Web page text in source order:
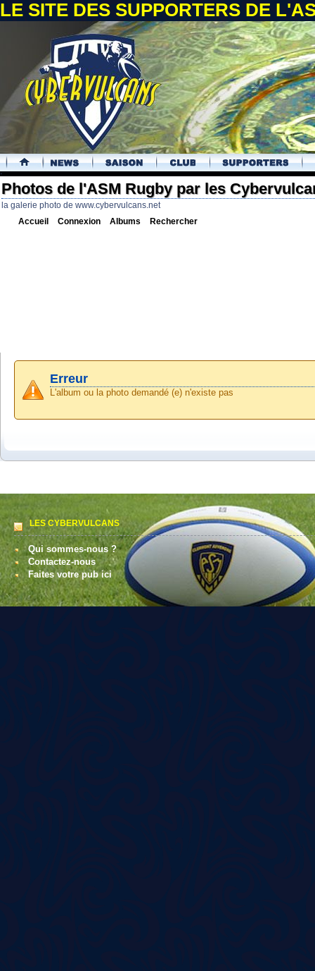
LE SITE DES SUPPORTERS DE
.
Photos de l'ASM Rugby par les
la galerie photo de www.cybervulcans.net
Accueil Connexion Albums Rechercher
Erreur
L'album ou la photo demandé (e) n'existe pas
LES CYBERVULCANS
Qui sommes-nous ?
Contactez-nous
Faites votre pub ici